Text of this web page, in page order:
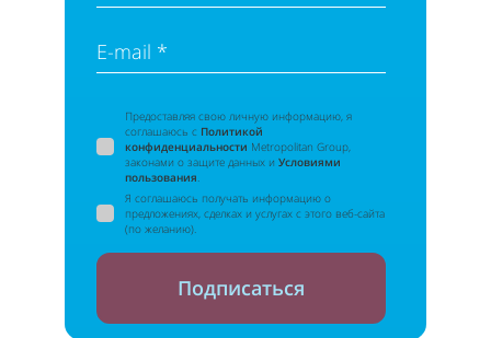
E-mail *
Предоставляя свою личную информацию, я
соглашаюсь с Политикой
конфиденциальности Metropolitan Group,
законами о защите данных и Условиями
пользования.
Я соглашаюсь получать информацию о
предложениях, сделках и услугах с этого веб-сайта
(по желанию).
Подписаться